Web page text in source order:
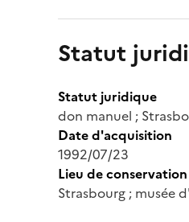
Statut
Statut juridique
don manuel ;
Date d'acquisition
1992/07/23
Lieu de conservation
Strasbourg ; musée